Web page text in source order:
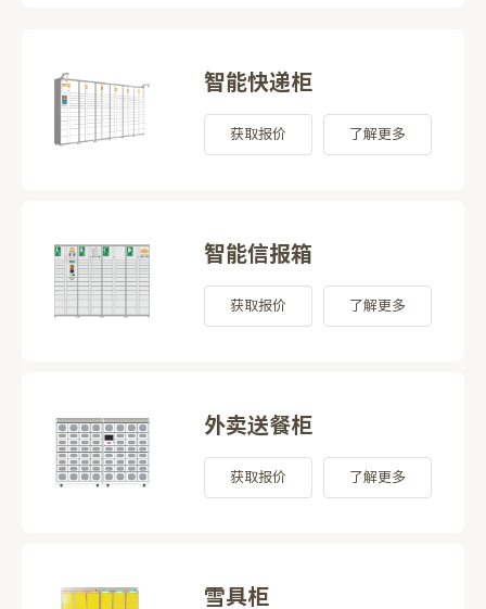
智能快递柜
获取报价 了解更多
智能信报箱
获取报价 了解更多
外卖送餐柜
获取报价 了解更多
雪具柜